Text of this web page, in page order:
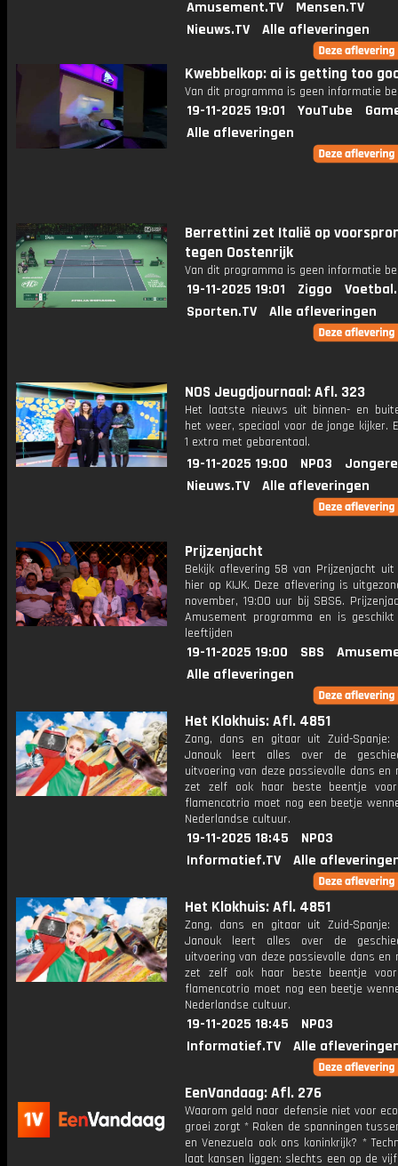
Amusement.TV
Mensen.TV
Nieuws.TV
Alle afleveringen
Kwebbelkop: ai is getting too
Van dit programma is geen informatie
19-11-2025 19:01 YouTube
Alle afleveringen
Berrettini zet Italië op
tegen Oostenrijk
Van dit programma is geen informatie
19-11-2025 19:01 Ziggo
Sporten.TV
Alle afleveringen
NOS Jeugdjournaal: Afl. 323
Het laatste nieuws uit binnen- en
het weer, speciaal voor de jonge kijker.
1 extra met gebarentaal.
19-11-2025 19:00 NPO3
Nieuws.TV
Alle afleveringen
Prijzenjacht
Bekijk aflevering 58 van Prijzenjacht uit
hier op KIJK. Deze aflevering is
november, 19:00 uur bij SBS6.
Amusement programma en is
leeftijden
19-11-2025 19:00 SBS
Alle afleveringen
Het Klokhuis: Afl. 4851
Zang, dans en gitaar uit Zuid-Spanje:
Janouk leert alles over de
uitvoering van deze passievolle dans en
zet zelf ook haar beste beentje
flamencotrio moet nog een beetje
Nederlandse cultuur.
19-11-2025 18:45
NPO3
Informatief.TV
Alle
Het Klokhuis: Afl. 4851
Zang, dans en gitaar uit Zuid-Spanje:
Janouk leert alles over de
uitvoering van deze passievolle dans en
zet zelf ook haar beste beentje
flamencotrio moet nog een beetje
Nederlandse cultuur.
19-11-2025 18:45
NPO3
Informatief.TV
Alle
EenVandaag: Afl. 276
Waarom geld naar defensie niet voor
groei zorgt * Raken de spanningen
en Venezuela ook ons koninkrijk? *
laat kansen liggen: slechts een op de